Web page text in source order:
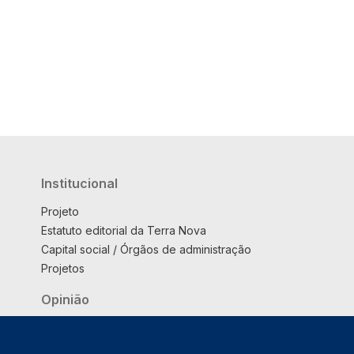
Institucional
Projeto
Estatuto editorial da Terra Nova
Capital social / Órgãos de administração
Projetos
Opinião